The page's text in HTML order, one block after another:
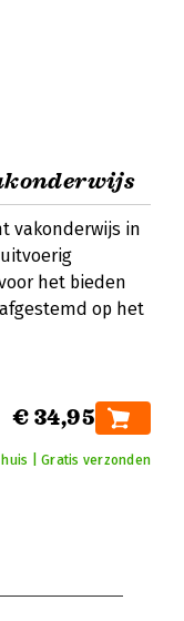
vakonderwijs in
het bieden
op het
€ 34,95
| Gratis verzonden